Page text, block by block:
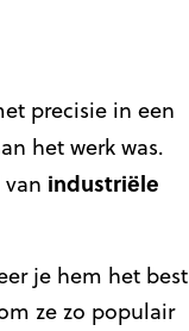
precisie in een
het werk was.
industriële
je hem het best
ze zo populair